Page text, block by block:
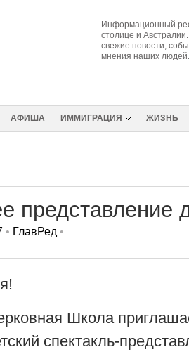
Информационный
столице и
свежие новости,
мнения наших людей.
АФИША ИММИГРАЦИЯ ЖИЗНЬ
представление
• ГлавРед •
Школа
спектакль-